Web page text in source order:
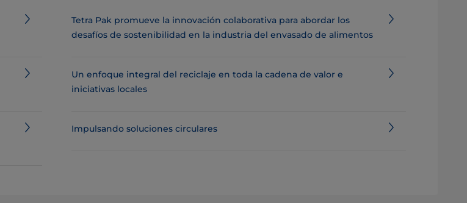
Tetra Pak promueve la innovación colaborativa para abordar los
desafíos de sostenibilidad en la industria del envasado de alimentos
Un enfoque integral del reciclaje en toda la cadena de valor e
iniciativas locales
Impulsando soluciones circulares